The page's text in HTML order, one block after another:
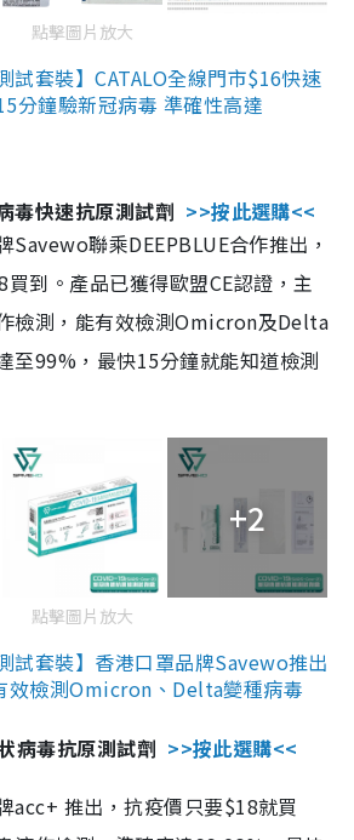
點擊圖片放大
試套裝】CATALO全線門市$16快速
分鐘驗新冠病毒 準確性高達
毒快速抗原測試劑 >>按此選購<<
Savewo聯乘DEEPBLUE合作推出，
到。產品已獲得歐盟CE認證，主
檢測，能有效檢測Omicron及Delta
至99%，最快15分鐘就能知道檢測
+2
點擊圖片放大
試套裝】香港口罩品牌Savewo推出
效檢測Omicron、Delta變種病毒
病毒抗原測試劑 >>按此選購<<
acc+ 推出，抗疫價只要$18就買